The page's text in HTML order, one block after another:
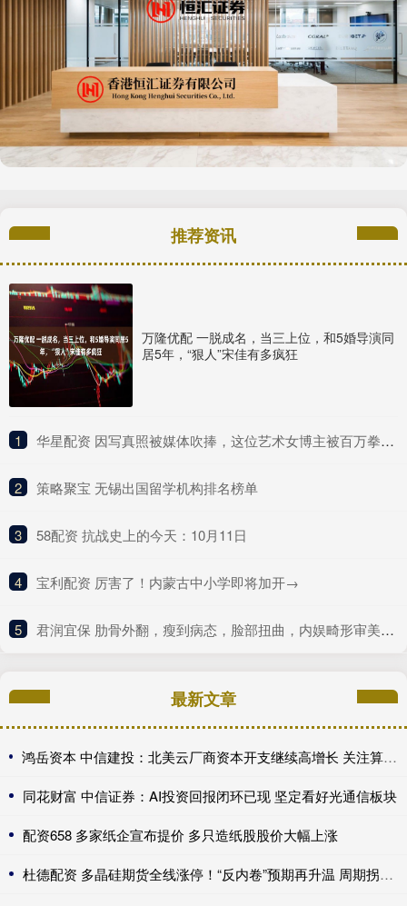
推荐资讯
万隆优配 一脱成名，当三上位，和5婚导演同
居5年，“狠人”宋佳有多疯狂
1 ​华星配资 因写真照被媒体吹捧，这位艺术女博主被百万拳迷称为UFC传奇？
2 ​策略聚宝 无锡出国留学机构排名榜单
3 ​58配资 抗战史上的今天：10月11日
4 ​宝利配资 厉害了！内蒙古中小学即将加开→
5 ​君润宜保 肋骨外翻，瘦到病态，脸部扭曲，内娱畸形审美什么时候是个头
最新文章
鸿岳资本 中信建投：北美云厂商资本开支继续高增长 关注算力超跌与高股息标的
同花财富 中信证券：AI投资回报闭环已现 坚定看好光通信板块
配资658 多家纸企宣布提价 多只造纸股股价大幅上涨
杜德配资 多晶硅期货全线涨停！“反内卷”预期再升温 周期拐点来了？